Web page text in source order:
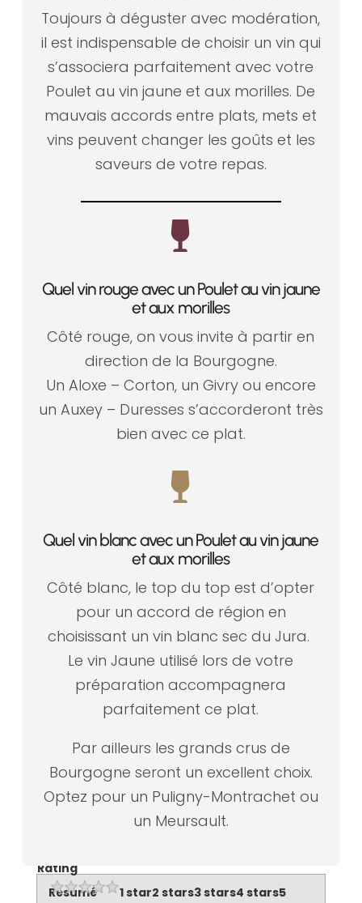
Toujours à déguster avec modération,
il est indispensable de choisir un vin qui
s’associera parfaitement avec votre
Poulet au vin jaune et aux morilles. De
mauvais accords entre plats, mets et
vins peuvent changer les goûts et les
saveurs de votre repas.

Quel vin rouge avec un Poulet au vin jaune
et aux morilles
Côté rouge, on vous invite à partir en
direction de la Bourgogne.
Un Aloxe – Corton, un Givry ou encore
un Auxey – Duresses s’accorderont très
bien avec ce plat.

Quel vin blanc avec un Poulet au vin jaune
et aux morilles
Côté blanc, le top du top est d’opter
pour un accord de région en
choisissant un vin blanc sec du Jura.
Le vin Jaune utilisé lors de votre
préparation accompagnera
parfaitement ce plat.
Par ailleurs les grands crus de
Bourgogne seront un excellent choix.
Optez pour un Puligny-Montrachet ou
un Meursault.
Résumé
Rating
1 star2 stars3 stars4 stars5